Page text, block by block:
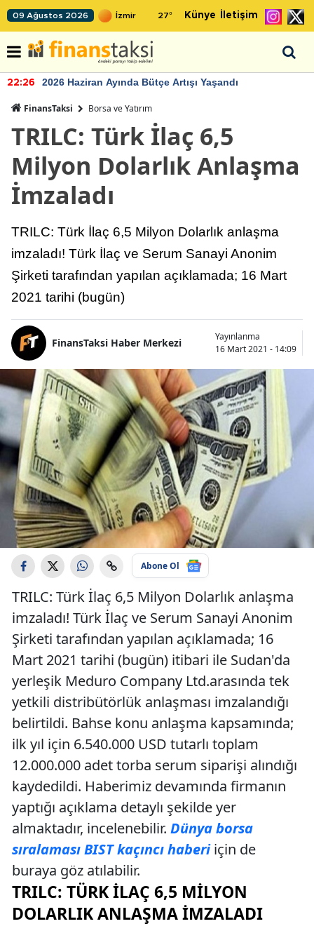
09 Ağustos 2026 27° Künye İletişim
22:26 2026 Haziran Ayında Bütçe Artışı Yaşandı
FinansTaksi Borsa ve Yatırım
TRILC: Türk İlaç 6,5
Milyon Dolarlık Anlaşma
İmzaladı
TRILC: Türk İlaç 6,5 Milyon Dolarlık anlaşma
imzaladı! Türk İlaç ve Serum Sanayi Anonim
Şirketi tarafından yapılan açıklamada; 16 Mart
2021 tarihi (bugün)
FinansTaksi Haber Merkezi
Yayınlanma
16 Mart 2021 - 14:09
Abone Ol
TRILC: Türk İlaç 6,5 Milyon Dolarlık anlaşma
imzaladı! Türk İlaç ve Serum Sanayi Anonim
Şirketi tarafından yapılan açıklamada; 16
Mart 2021 tarihi (bugün) itibari ile Sudan'da
yerleşik Meduro Company Ltd.arasında tek
yetkili distribütörlük anlaşması imzalandığı
belirtildi. Bahse konu anlaşma kapsamında;
ilk yıl için 6.540.000 USD tutarlı toplam
12.000.000 adet torba serum siparişi alındığı
kaydedildi. Haberimiz devamında firmanın
yaptığı açıklama detaylı şekilde yer
almaktadır, incelenebilir. Dünya borsa
sıralaması BIST kaçıncı haberiiçin de
buraya göz atılabilir.
TRILC: TÜRK İLAÇ 6,5 MILYON
DOLARLIK ANLAŞMA İMZALADI